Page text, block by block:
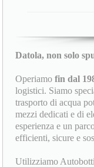
Datola, non solo
Operiamofin dal
logistici. Siamo
trasporto di acqua
mezzi dedicati e di
esperienza e un
efficienti, sicure e
Utilizziamo